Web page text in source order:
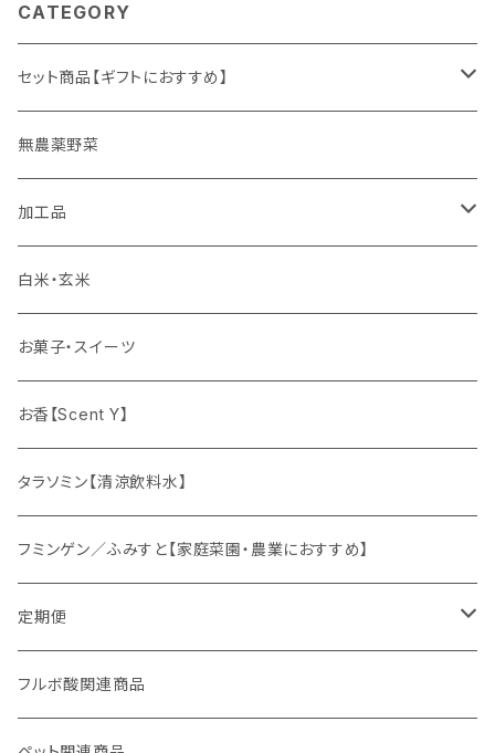
CATEGORY
セット商品【ギフトにおすすめ】
ギフト
無農薬野菜
加工品
ゆず姫シリーズ
各種パウダー
ドリンクの素
健康茶
オリジナルスパイス
白米・玄米
お菓子・スイーツ
お香【Scent Y】
タラソミン【清涼飲料水】
フミンゲン／ふみすと【家庭菜園・農業におすすめ】
定期便
妊活応援セット
フルボ酸関連商品